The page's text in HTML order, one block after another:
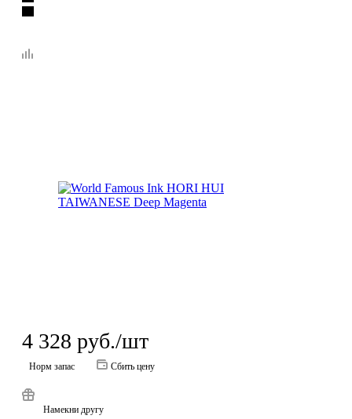
4 328 руб./шт
Норм запас Сбить цену
Намекни другу